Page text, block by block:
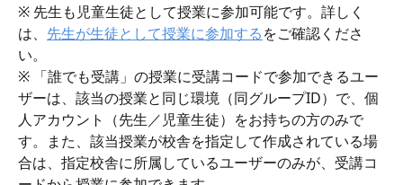
※ 先生も児童生徒として授業に参加可能です。詳しく
は、 先生が生徒として授業に参加するをご確認くださ
い。
※ 「誰でも受講」の授業に受講コードで参加できるユー
ザーは、該当の授業と同じ環境（同グループID）で、個
人アカウント（先生／児童生徒）をお持ちの方のみで
す。また、該当授業が校舎を指定して作成されている場
合は、指定校舎に所属しているユーザーのみが、受講コ